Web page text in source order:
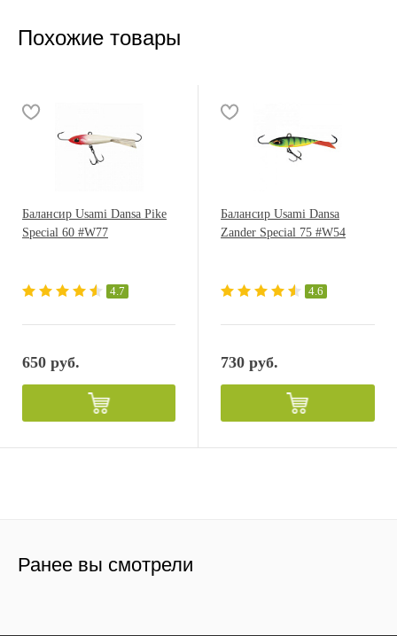
Похожие товары
Балансир Usami Dansa Pike
Special 60 #W77
4.7
650 руб.
Балансир Usami Dansa
Zander Special 75 #W54
4.6
730 руб.
Ранее вы смотрели